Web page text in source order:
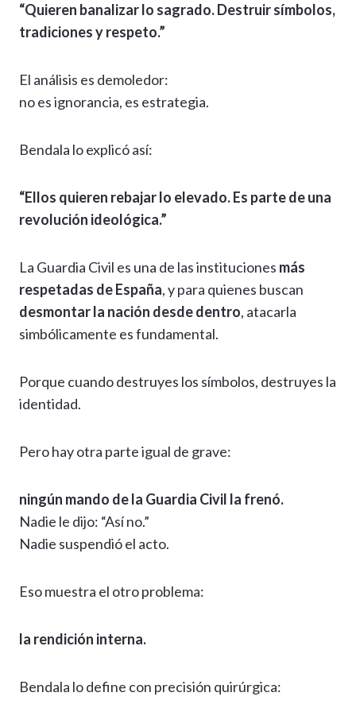
“Quieren banalizar lo sagrado. Destruir símbolos,
tradiciones y respeto.”
El análisis es demoledor:
no es ignorancia, es estrategia.
Bendala lo explicó así:
“Ellos quieren rebajar lo elevado. Es parte de una
revolución ideológica.”
La Guardia Civil es una de las instituciones más
respetadas de España, y para quienes buscan
desmontar la nación desde dentro, atacarla
simbólicamente es fundamental.
Porque cuando destruyes los símbolos, destruyes la
identidad.
Pero hay otra parte igual de grave:
ningún mando de la Guardia Civil la frenó.
Nadie le dijo: “Así no.”
Nadie suspendió el acto.
Eso muestra el otro problema:
la rendición interna.
Bendala lo define con precisión quirúrgica: